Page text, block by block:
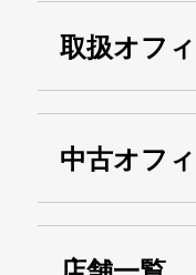
取扱オフ
中古オフ